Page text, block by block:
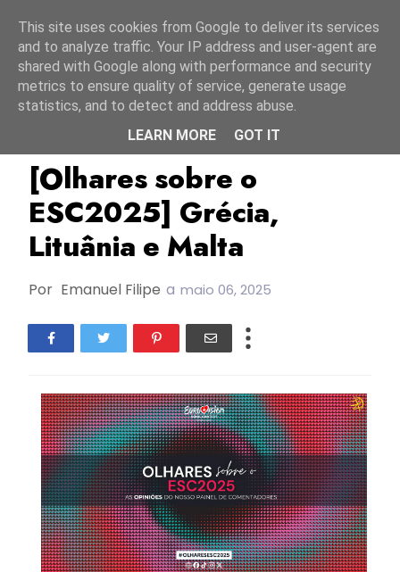
Grécia Lituânia
[Olhares sobre o
ESC2025] Grécia,
Lituânia e Malta
Por Emanuel Filipe a maio 06, 2025
This site uses cookies from Google to deliver its services
and to analyze traffic. Your IP address and user-agent are
shared with Google along with performance and security
metrics to ensure quality of service, generate usage
statistics, and to detect and address abuse.
LEARN MORE
GOT IT